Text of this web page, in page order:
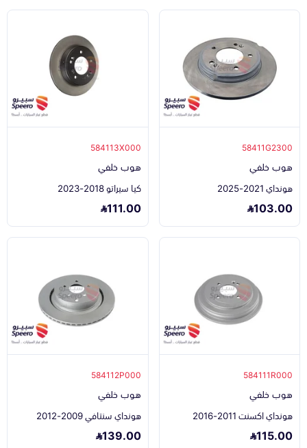
58411G2300
هوب خلفي
هونداي 2021-2025
103.00
584113X000
هوب خلفي
كيا سيراتو 2018-2023
111.00
584111R000
هوب خلفي
هونداي اكسنت 2011-2016
115.00
584112P000
هوب خلفي
هونداي سنتافي 2009-2012
139.00